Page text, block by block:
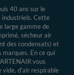
40 ans sur le
Cette
large gamme de
sécheur air
des condensats) et
En ce qui
vous
vide, d'air respirable